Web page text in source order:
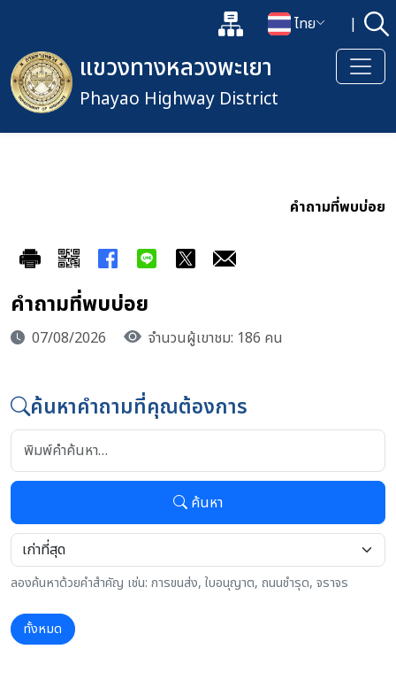
แผนผังเว็บไซต์
เปลี่ยนภาษา
ไทย | ค้
เปิดกล่องค้นหาข้อมูลหลักของเ
แขวงทางหลวงพะเยา
Phayao Highway District
คำถามที่พบบ่อย
คำถามที่พบบ่อย
07/08/2026 จำนวนผู้เขาชม: 186 คน
ค้นหาคำถามที่คุณต้องการ
ค้นหา
ลองค้นหาด้วยคำสำคัญ เช่น: การขนส่ง, ใบอนุญาต, ถนนชำรุด, จราจร
ทั้งหมด